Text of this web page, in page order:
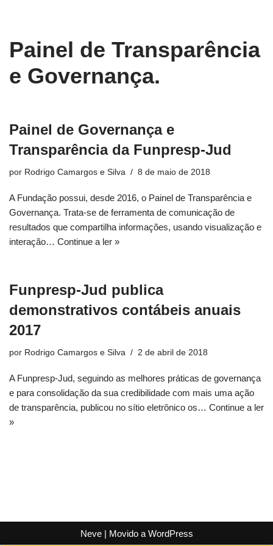
para
conteúdo
Painel de Transparência
e Governança.
Painel de Governança e
Transparência da Funpresp-Jud
por Rodrigo Camargos e Silva 8 de maio de 2018
A Fundação possui, desde 2016, o Painel de Transparência e
Governança. Trata-se de ferramenta de comunicação de
resultados que compartilha informações, usando visualização e
interação… Continue a ler »
Funpresp-Jud publica
demonstrativos contábeis anuais
2017
por Rodrigo Camargos e Silva 2 de abril de 2018
A Funpresp-Jud, seguindo as melhores práticas de governança
e para consolidação da sua credibilidade com mais uma ação
de transparência, publicou no sítio eletrônico os… Continue a ler
»
Neve| Movido a WordPress